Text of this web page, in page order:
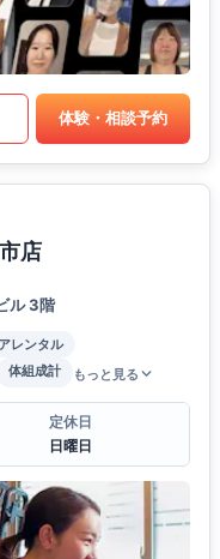
体験・相談予約
店
ル 3階
レンタル
体組成計 もっと見る
定休日
日曜日